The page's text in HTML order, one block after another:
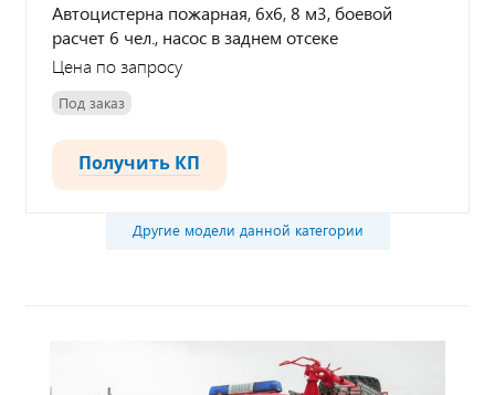
Автоцистерна пожарная, 6х6, 8 м3, боевой
расчет 6 чел., насос в заднем отсеке
Цена по запросу
Под заказ
Получить КП
Другие модели данной категории